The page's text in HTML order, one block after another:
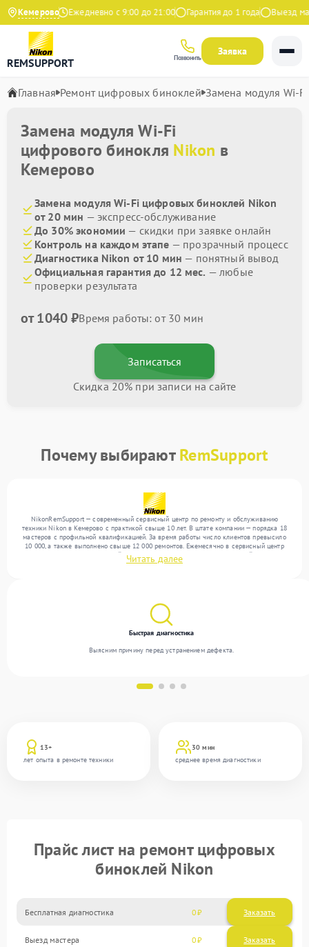
Кемерово
на Яндекс Ежедневно с 9:00 до 21:00 Гарантия до 1 года Выезд
REMSUPPORT Позвонить
Заявка
Главная Ремонт цифровых биноклей Замена модуля Wi-Fi
Замена модуля Wi-Fi
цифрового бинокля Nikon в
Кемерово
Замена модуля Wi-Fi цифровых биноклей Nikon
от 20 мин — экспресс-обслуживание
До 30% экономии — скидки при заявке онлайн
Контроль на каждом этапе — прозрачный процесс
Диагностика Nikon от 10 мин — понятный вывод
Официальная гарантия до 12 мес. — любые
проверки результата
от 1040 ₽Время работы: от 30 мин
Записаться
Скидка 20% при записи на сайте
Почему выбираютRemSupport
NikonRemSupport — современный сервисный центр по ремонту и обслуживанию
техники Nikon в Кемерово с практикой свыше 10 лет. В штате компании — порядка 18
мастеров с профильной квалификацией. За время работы число клиентов превысило
10 000, а также выполнено свыше 12 000 ремонтов. Ежемесячно в сервисный центр
поступает более 300 обращений, включая , , . Мы беремся за задачи любой сложности
и обеспечиваем надежный результат благодаря квалификации мастеров.
Читать далее
13+
лет опыта в ремонте техники
30 мин
среднее время диагностики
Быстрая диагностика
Выясним причину перед устранением дефекта.
Прайс лист на ремонт цифровых
биноклей Nikon
Бесплатная диагностика 0 Заказать
Выезд мастера 0 Заказать